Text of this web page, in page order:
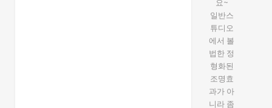
요~
일반스
튜디오
에서 볼
법한 정
형화된
조명효
과가 아
니라 좀